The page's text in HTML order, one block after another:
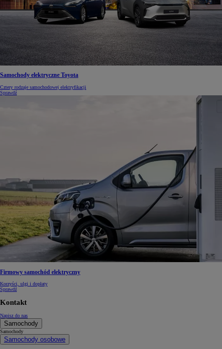
Samochody elektryczne Toyota
Cztery rodzaje samochodowej elektryfikacji
Sprawdź
Firmowy samochód elektryczny
Korzyści, ulgi i dopłaty
Sprawdź
Kontakt
Napisz do nas
Samochody
Samochody
Samochody osobowe